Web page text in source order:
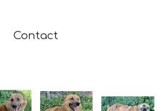
Contact